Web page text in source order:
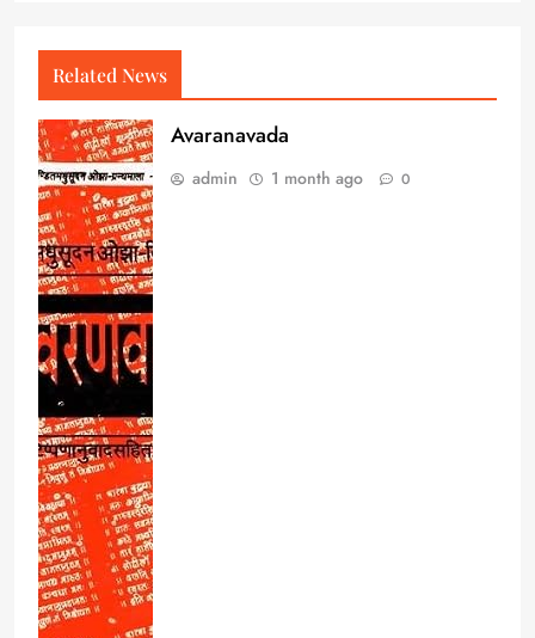
Related News
Avaranavada
admin 1 month ago 0